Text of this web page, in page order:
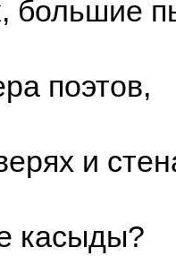
большие
поэтов,
и
касыды?